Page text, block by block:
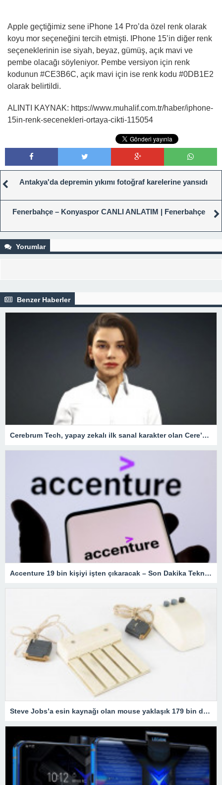
Apple geçtiğimiz sene iPhone 14 Pro’da özel renk olarak
koyu mor seçeneğini tercih etmişti. IPhone 15’in diğer renk
seçeneklerinin ise siyah, beyaz, gümüş, açık mavi ve
pembe olacağı söyleniyor. Pembe versiyon için renk
kodunun #CE3B6C, açık mavi için ise renk kodu #0DB1E2
olarak belirtildi.
ALINTI KAYNAK: https://www.muhalif.com.tr/haber/iphone-
15in-renk-secenekleri-ortaya-cikti-115054
Antakya'da depremin yıkımı fotoğraf karelerine yansıdı
Fenerbahçe – Konyaspor CANLI ANLATIM | Fenerbahçe
Yorumlar
Benzer Haberler
Cerebrum Tech, yapay zekalı ilk sanal karakter olan Cere’yi mobil uygulama olarak sundu – Teknoloji Haberleri
Accenture 19 bin kişiyi işten çıkaracak – Son Dakika Teknoloji Haberleri
Steve Jobs’a esin kaynağı olan mouse yaklaşık 179 bin dolara satıldı